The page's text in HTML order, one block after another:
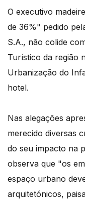
O executivo
de 36%" pedido
S.A., não colide
Turístico da região
Urbanização do
hotel.
Nas alegações
merecido diversas
do seu impacto na
observa que "os
espaço urbano
arquitetónicos,